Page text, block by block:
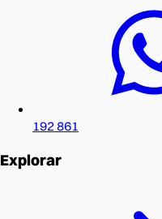
192 861
Explorar